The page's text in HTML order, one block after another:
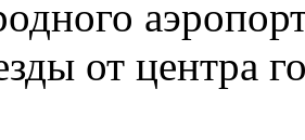
от центра